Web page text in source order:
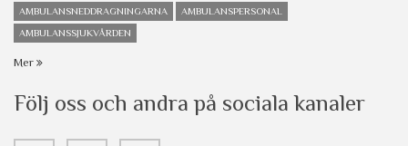
AMBULANSNEDDRAGNINGARNA
AMBULANSPERSONAL
AMBULANSSJUKVÅRDEN
Mer
Följ oss och andra på sociala kanaler